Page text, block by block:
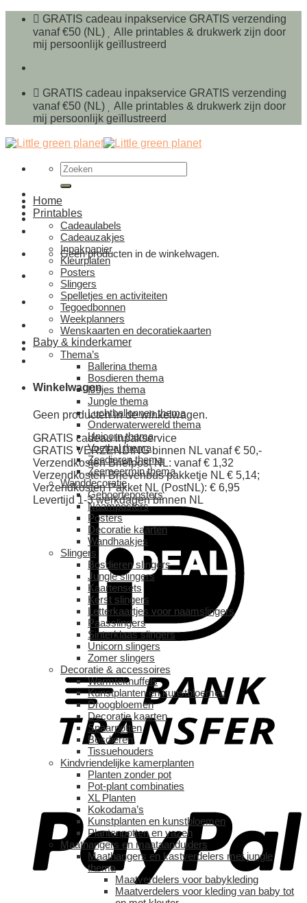
inhoud
GRATIS cadeau inpakservice GRATIS verzending
vanaf €50 (NL)
Alle printables & drukwerk zijn door
mij persoonlijk geïllustreerd
GRATIS cadeau inpakservice GRATIS verzending
vanaf €50 (NL)
Alle printables & drukwerk zijn door
mij persoonlijk geïllustreerd
Zoeken
naar:
Geen producten in de winkelwagen.
Winkelwagen
Geen producten in de winkelwagen.
GRATIS cadeau inpakservice
GRATIS VERZENDING binnen NL vanaf € 50,-
Verzendkosten Briefpost NL: vanaf € 1,32
Verzendkosten Brievenbus pakketje NL € 5,14;
Verzendkosten Pakket NL (PostNL): € 6,95
Levertijd 1-3 werkdagen binnen NL
Home
Printables
Cadeaulabels
Cadeauzakjes
Inpakpapier
Kleurplaten
Posters
Slingers
Spelletjes en activiteiten
Tegoedbonnen
Weekplanners
Wenskaarten en decoratiekaarten
Baby & kinderkamer
Thema’s
Ballerina thema
Bosdieren thema
IJsjes thema
Jungle thema
Luchtballonnen thema
Onderwaterwereld thema
Unicorn thema
Voetbal thema
Zeedieren thema
Zeemeermin thema
Wanddecoratie
Geboorteposters
Naamposters
Posters
Decoratie kaarten
Wandhaakjes
Slingers
Bosdieren slingers
Jungle slingers
Kaartensets
Kerst slingers
Letterkaartjes voor naamslingers
Paasslingers
Sinterklaas slingers
Unicorn slingers
Zomer slingers
Decoratie & accessoires
Warmteknuffels
Kunstplanten en kunstbloemen
Droogbloemen
Decoratie kaarten
Spaarpotten
Bosdieren
Tissuehouders
Kindvriendelijke kamerplanten
Planten zonder pot
Pot-plant combinaties
XL Planten
Kokodama’s
Kunstplanten en kunstbloemen
Plantenpotten en vazen
Maathangers en maataanduiders
Maathangers en kastverdelers met jungle
thema
Maatverdelers voor babykleding
Maatverdelers voor kleding van baby tot